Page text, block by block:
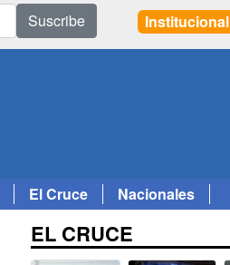
Suscribe Institucional
El Cruce
Nacionales
EL CRUCE